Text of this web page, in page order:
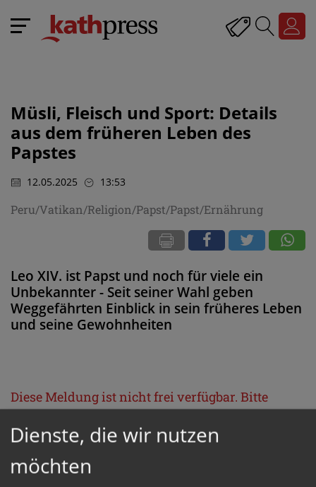
Müsli, Fleisch und Sport: Details
aus dem früheren Leben des
Papstes
12.05.2025 13:53
Peru/Vatikan/Religion/Papst/Papst/Ernährung
Leo XIV. ist Papst und noch für viele ein
Unbekannter - Seit seiner Wahl geben
Weggefährten Einblick in sein früheres Leben
und seine Gewohnheiten
Diese Meldung ist nicht frei verfügbar. Bitte
ProduktKathpress_online.
Dienste, die wir nutzen
möchten